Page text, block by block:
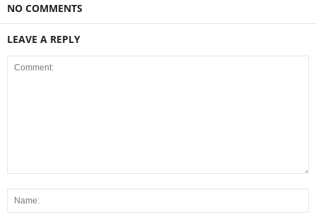
NO COMMENTS
LEAVE A REPLY